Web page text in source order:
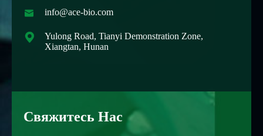
 info@ace-bio.com

Yulong Road, Tianyi Demonstration Zone,
Xiangtan, Hunan
Свяжитесь Нас